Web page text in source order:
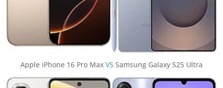
Apple iPhone 16 Pro Max VS Samsung Galaxy S25 Ultra